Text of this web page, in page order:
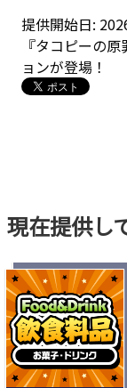
提供開始日:
『タコピーの
ョンが登場！
現在提供し